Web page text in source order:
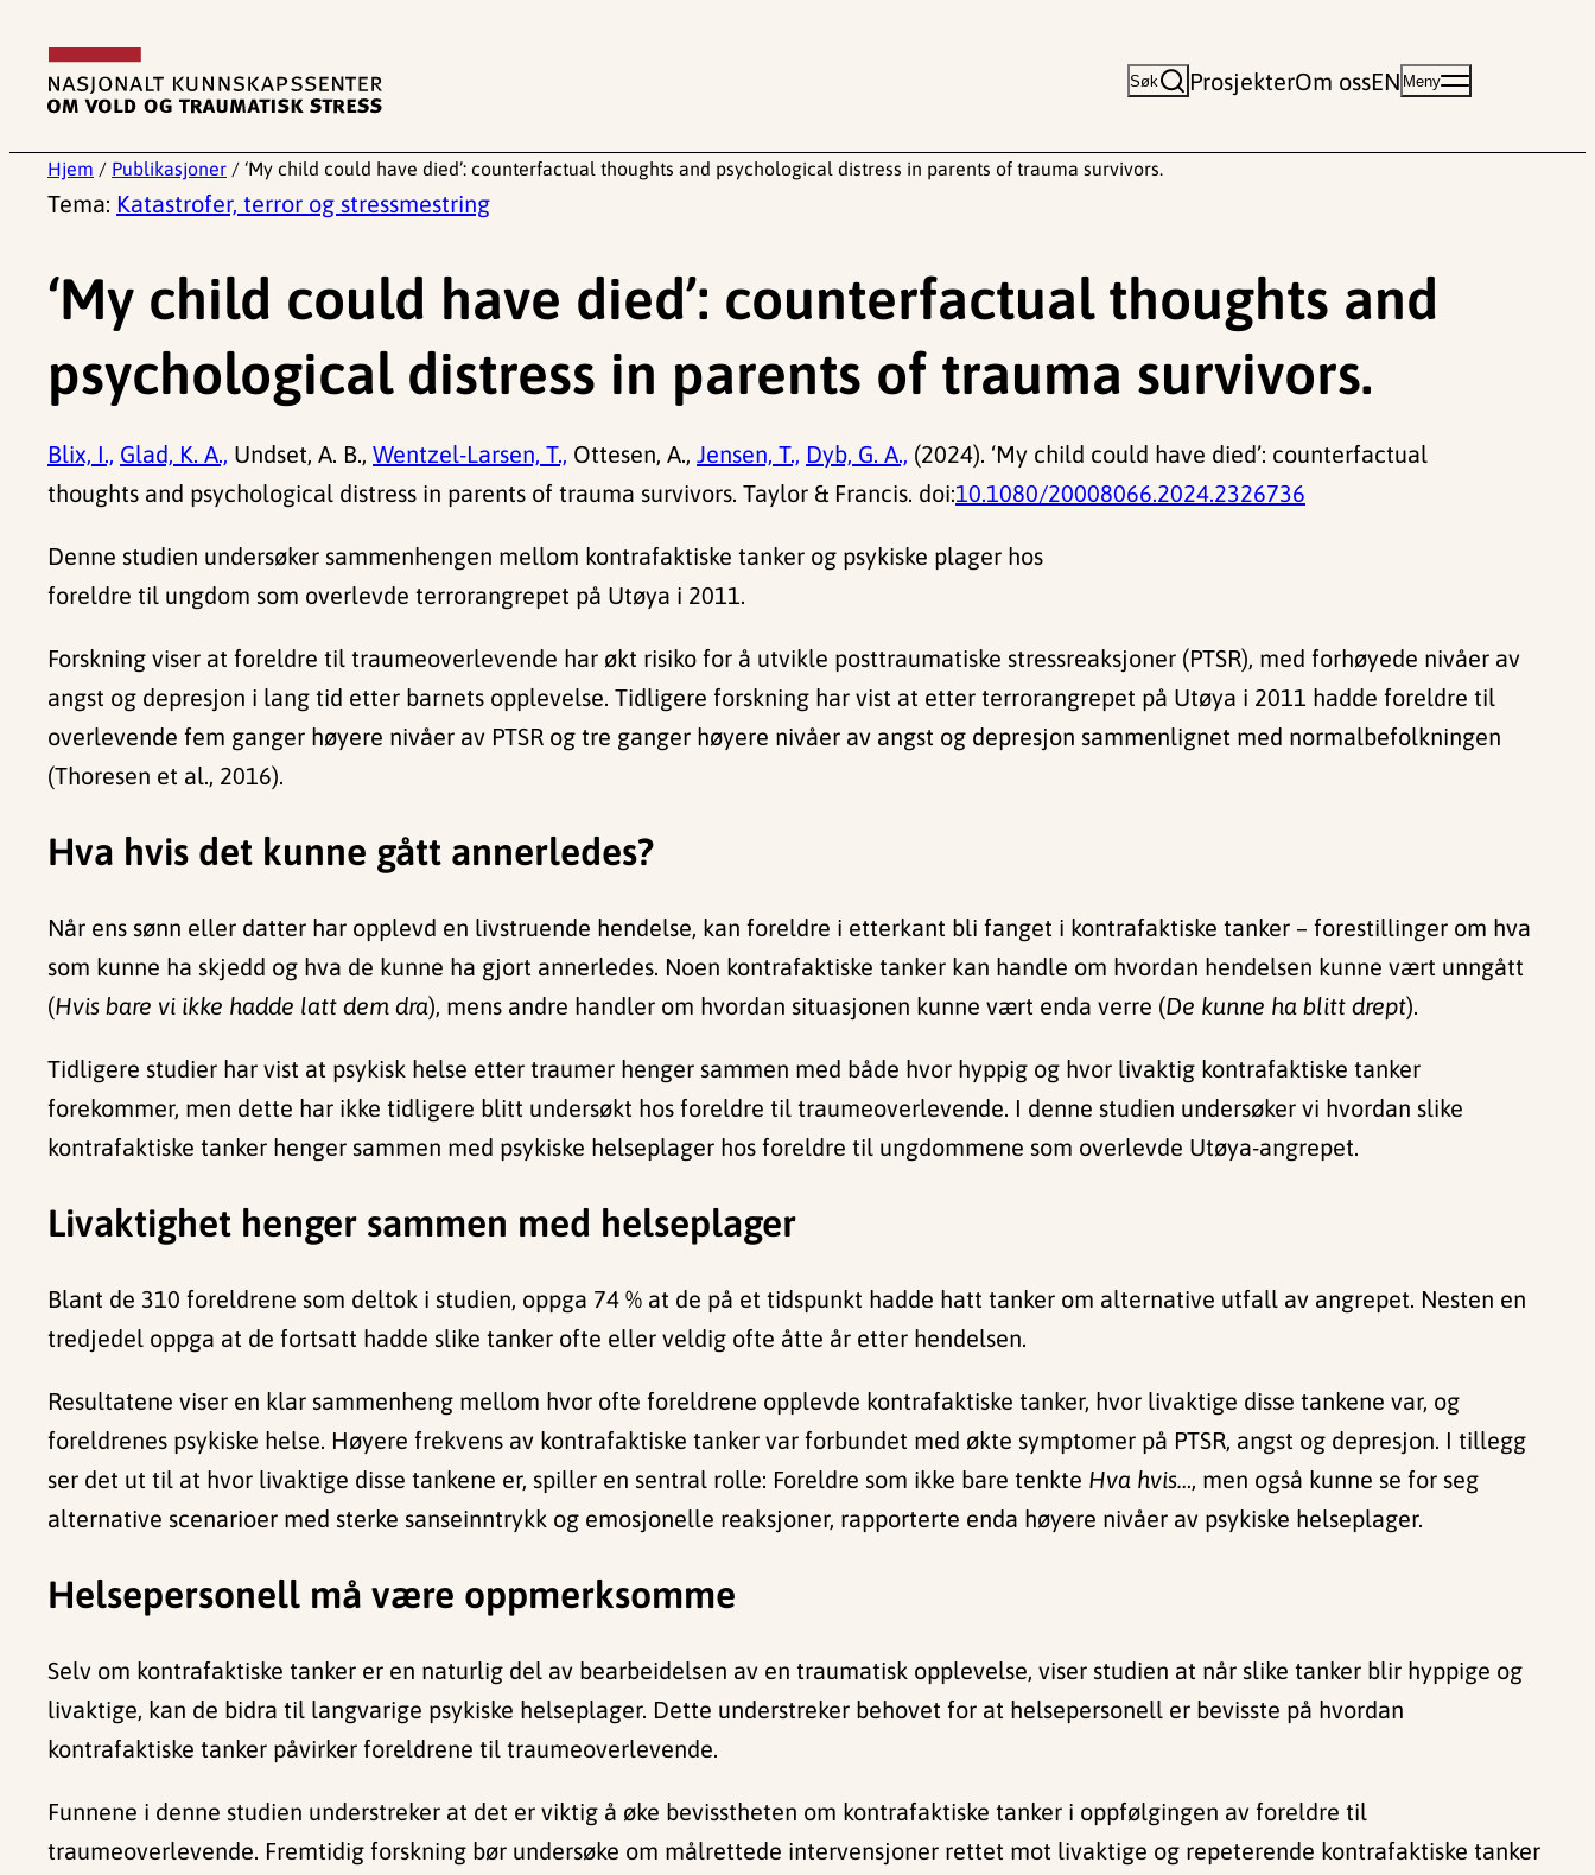
innhold
Søk ProsjekterOm ossEN Meny
Hjem / Publikasjoner / ‘My child could have died’: counterfactual thoughts and psychological distress in parents of trauma survivors.
Tema: Katastrofer, terror og stressmestring
‘My child could have died’: counterfactual thoughts and
psychological distress in parents of trauma survivors.
Blix, I., Glad, K. A., Undset, A. B., Wentzel-Larsen, T., Ottesen, A., Jensen, T., Dyb, G. A., (2024). ‘My child could have died’: counterfactual
thoughts and psychological distress in parents of trauma survivors. Taylor & Francis. doi:10.1080/20008066.2024.2326736
Denne studien undersøker sammenhengen mellom kontrafaktiske tanker og psykiske plager hos
foreldre til ungdom som overlevde terrorangrepet på Utøya i 2011.
Forskning viser at foreldre til traumeoverlevende har økt risiko for å utvikle posttraumatiske stressreaksjoner (PTSR), med forhøyede nivåer av
angst og depresjon i lang tid etter barnets opplevelse. Tidligere forskning har vist at etter terrorangrepet på Utøya i 2011 hadde foreldre til
overlevende fem ganger høyere nivåer av PTSR og tre ganger høyere nivåer av angst og depresjon sammenlignet med normalbefolkningen
(Thoresen et al., 2016).
Hva hvis det kunne gått annerledes?
Når ens sønn eller datter har opplevd en livstruende hendelse, kan foreldre i etterkant bli fanget i kontrafaktiske tanker – forestillinger om hva
som kunne ha skjedd og hva de kunne ha gjort annerledes. Noen kontrafaktiske tanker kan handle om hvordan hendelsen kunne vært unngått
(Hvis bare vi ikke hadde latt dem dra), mens andre handler om hvordan situasjonen kunne vært enda verre (De kunne ha blitt drept).
Tidligere studier har vist at psykisk helse etter traumer henger sammen med både hvor hyppig og hvor livaktig kontrafaktiske tanker
forekommer, men dette har ikke tidligere blitt undersøkt hos foreldre til traumeoverlevende. I denne studien undersøker vi hvordan slike
kontrafaktiske tanker henger sammen med psykiske helseplager hos foreldre til ungdommene som overlevde Utøya-angrepet.
Livaktighet henger sammen med helseplager
Blant de 310 foreldrene som deltok i studien, oppga 74 % at de på et tidspunkt hadde hatt tanker om alternative utfall av angrepet. Nesten en
tredjedel oppga at de fortsatt hadde slike tanker ofte eller veldig ofte åtte år etter hendelsen.
Resultatene viser en klar sammenheng mellom hvor ofte foreldrene opplevde kontrafaktiske tanker, hvor livaktige disse tankene var, og
foreldrenes psykiske helse. Høyere frekvens av kontrafaktiske tanker var forbundet med økte symptomer på PTSR, angst og depresjon. I tillegg
ser det ut til at hvor livaktige disse tankene er, spiller en sentral rolle: Foreldre som ikke bare tenkte Hva hvis…, men også kunne se for seg
alternative scenarioer med sterke sanseinntrykk og emosjonelle reaksjoner, rapporterte enda høyere nivåer av psykiske helseplager.
Helsepersonell må være oppmerksomme
Selv om kontrafaktiske tanker er en naturlig del av bearbeidelsen av en traumatisk opplevelse, viser studien at når slike tanker blir hyppige og
livaktige, kan de bidra til langvarige psykiske helseplager. Dette understreker behovet for at helsepersonell er bevisste på hvordan
kontrafaktiske tanker påvirker foreldrene til traumeoverlevende.
Funnene i denne studien understreker at det er viktig å øke bevisstheten om kontrafaktiske tanker i oppfølgingen av foreldre til
traumeoverlevende. Fremtidig forskning bør undersøke om målrettede intervensjoner rettet mot livaktige og repeterende kontrafaktiske tanker